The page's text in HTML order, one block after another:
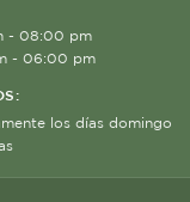
- 08:00 pm
- 06:00 pm
los días domingo